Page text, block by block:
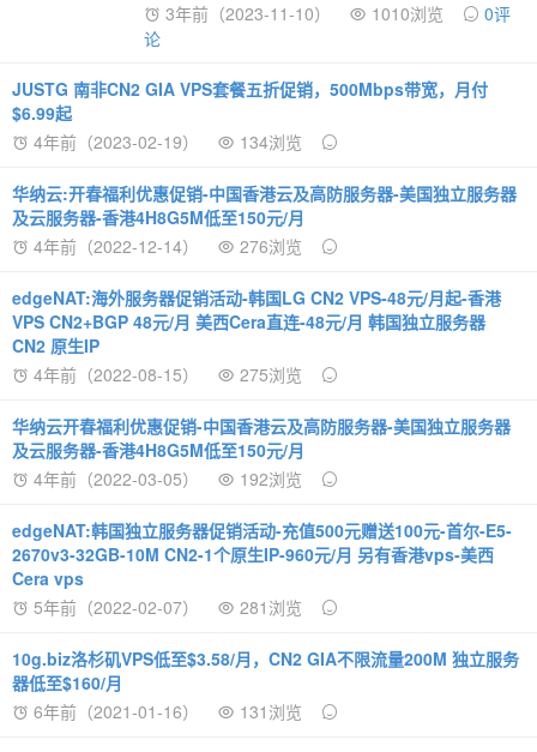
3年前（2023-11-10）
1010浏览
0评
论
JUSTG 南非CN2 GIA VPS套餐五折促销，500Mbps带宽，月付
$6.99起
4年前（2023-02-19）
134浏览
华纳云:开春福利优惠促销-中国香港云及高防服务器-美国独立服务器
及云服务器-香港4H8G5M低至150元/月
4年前（2022-12-14）
276浏览
edgeNAT:海外服务器促销活动-韩国LG CN2 VPS-48元/月起-香港
VPS CN2+BGP 48元/月 美西Cera直连-48元/月 韩国独立服务器
CN2 原生IP
4年前（2022-08-15）
275浏览
华纳云开春福利优惠促销-中国香港云及高防服务器-美国独立服务器
及云服务器-香港4H8G5M低至150元/月
4年前（2022-03-05）
192浏览
edgeNAT:韩国独立服务器促销活动-充值500元赠送100元-首尔-E5-
2670v3-32GB-10M CN2-1个原生IP-960元/月 另有香港vps-美西
Cera vps
5年前（2022-02-07）
281浏览
10g.biz洛杉矶VPS低至$3.58/月，CN2 GIA不限流量200M 独立服务
器低至$160/月
6年前（2021-01-16）
131浏览